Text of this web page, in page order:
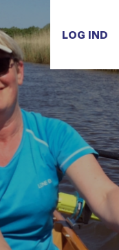
LOG IND